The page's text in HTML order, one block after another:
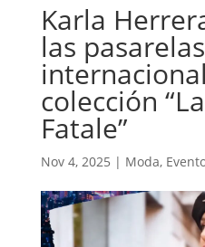
Karla
las pasarelas
colección
Fatale”
Nov 4, 2025 | Moda,